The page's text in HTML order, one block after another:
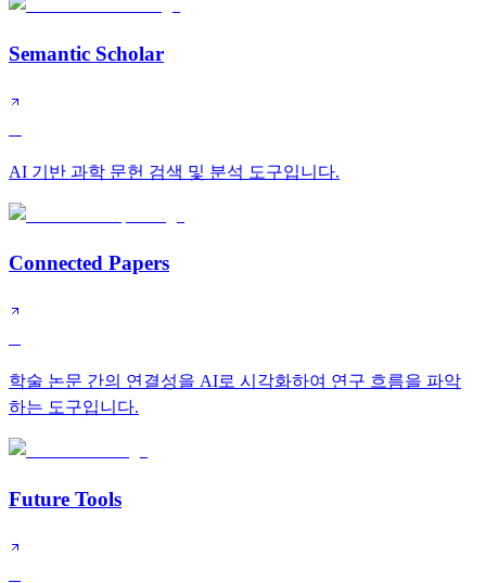
Semantic Scholar
AI 기반 과학 문헌 검색 및 분석 도구입니다.
Connected Papers
학술 논문 간의 연결성을 AI로 시각화하여 연구 흐름을 파악
하는 도구입니다.
Future Tools